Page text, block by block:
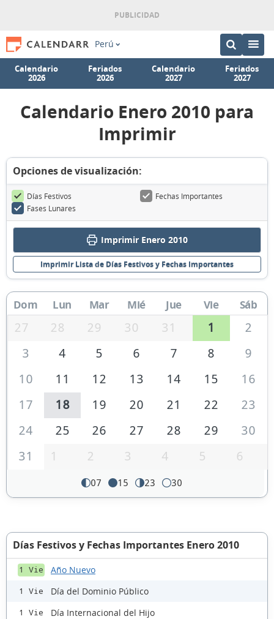
Perú
Calendario
2026
Feriados
2026
Calendario
2027
Feriados
2027
Calendario Enero 2010 para
Imprimir
Opciones de visualización:
Días Festivos
Fechas Importantes
Fases Lunares
Imprimir Enero 2010
Imprimir Lista de Días Festivos y Fechas Importantes
Dom Lun Mar Mié Jue Vie Sáb
27 28 29 30 31 1
2
3
4 5 6 7 8
9
10
11 12 13 14 15
16
17
18 19 20 21 22
23
24
25 26 27 28 29
30
31
1 2 3 4 5 6
07 15 23 30
Días Festivos y Fechas Importantes Enero 2010
1 Vie Año Nuevo
1 Vie Día del Dominio Público
1 Vie Día Internacional del Hijo